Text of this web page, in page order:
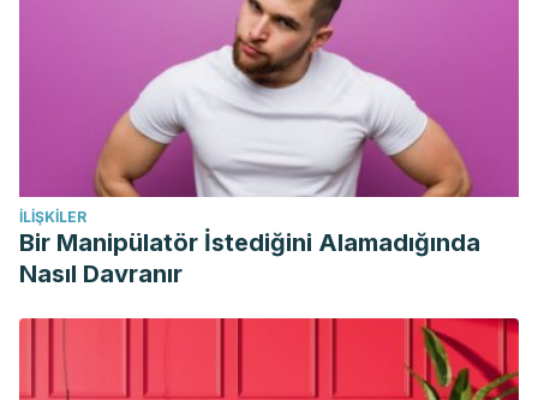
American Journal of Clinical Nutrition
Lustig RH, et al. The toxic truth about sugar.Nature
Febrero 2012. 482;27-29.
Vasanti S, et al. Sugar-Sweetened Beverages and Risk of
Metabolic Syndrome and Type 2 Diabetes.
Diabetes Care.
Noviembre 2010. 33(11):2477-2483.
İLIŞKILER
Bir Manipülatör İstediğini Alamadığında
Nasıl Davranır